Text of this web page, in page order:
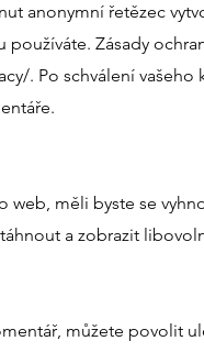
anonymní řetězec
Zásady
. Po schválení
web, měli byste se
a zobrazit
můžete povolit